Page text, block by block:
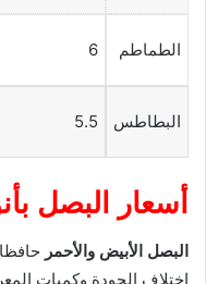
الطماطم 6
البطاطس 5.5
أسعار البصل
البصل الأبيض والأحمر
اختلاف الجودة وكميات